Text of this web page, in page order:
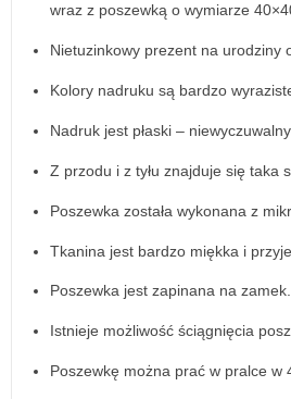
wraz z poszewką o wymiarze
Nietuzinkowy prezent na urodziny
Kolory nadruku są bardzo
Nadruk jest płaski –
Z przodu i z tyłu znajduje się taka
Poszewka została wykonana z
Tkanina jest bardzo miękka i
Poszewka jest zapinana na zamek.
Istnieje możliwość ściągnięcia
Poszewkę można prać w pralce w